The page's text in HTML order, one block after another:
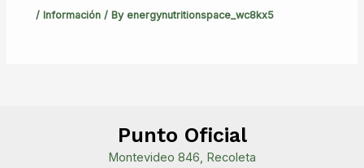
/ Información / Byenergynutritionspace_wc8kx5
Punto Oficial
Montevideo 846, Recoleta